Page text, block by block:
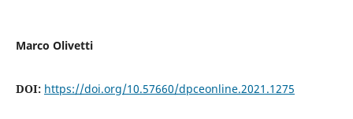
Marco Olivetti
DOI: https://doi.org/10.57660/dpceonline.2021.1275